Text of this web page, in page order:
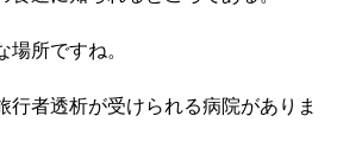
場所ですね。
行者透析が受けられる病院がありま